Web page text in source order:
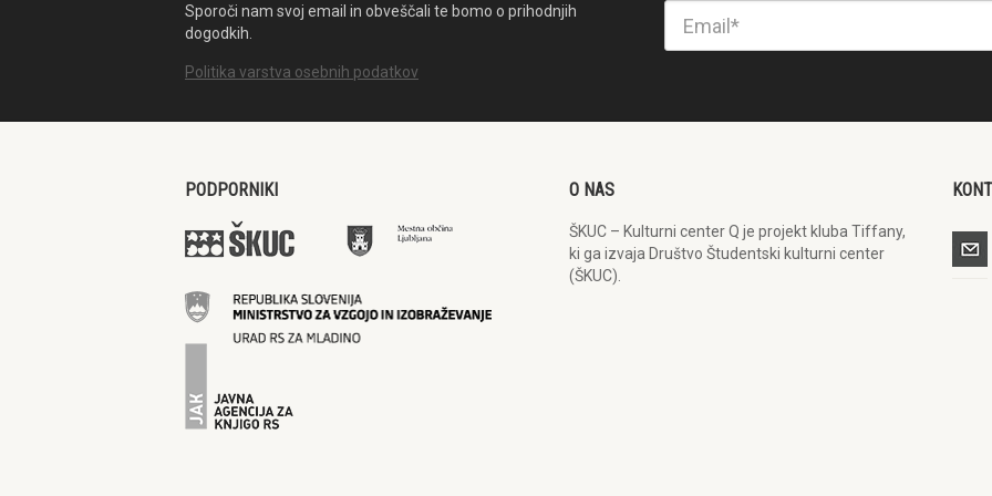
Sporoči nam svoj email in obveščali te bomo o prihodnjih
dogodkih.
Politika varstva osebnih podatkov
PODPORNIKI O NAS
ŠKUC – Kulturni center Q je projekt kluba Tiffany,
ki ga izvaja Društvo Študentski kulturni center
(ŠKUC).